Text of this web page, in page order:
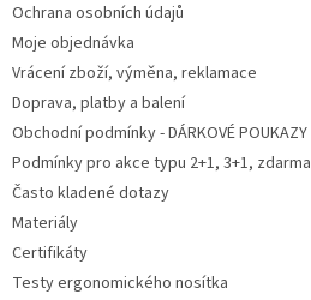
Ochrana osobních údajů
Moje objednávka
Vrácení zboží, výměna, reklamace
Doprava, platby a balení
Obchodní podmínky - DÁRKOVÉ POUKAZY
Podmínky pro akce typu 2+1, 3+1, zdarma
Často kladené dotazy
Materiály
Certifikáty
Testy ergonomického nosítka